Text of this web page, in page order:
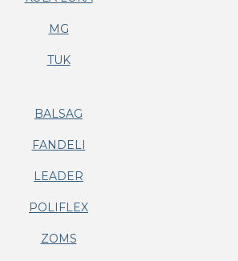
MG
TUK
BALSAG
FANDELI
LEADER
POLIFLEX
ZOMS